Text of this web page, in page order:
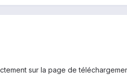
sur la page de